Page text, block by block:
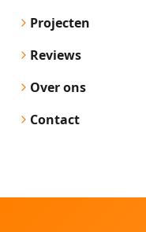
Projecten
Reviews
Over ons
Contact